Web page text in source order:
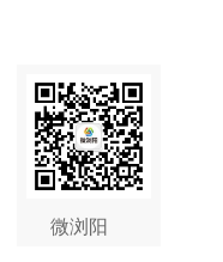
微浏阳